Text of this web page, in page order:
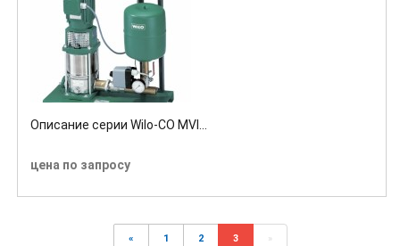
Описание серии Wilo-CO MVI...
цена по запросу
« 1 2 3 »